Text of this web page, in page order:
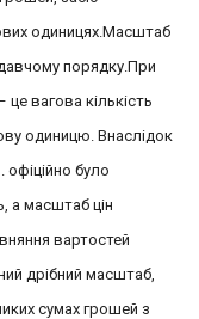
одиницях.Масштаб
порядку.При
вагова кількість
одиницю. Внаслідок
було
а масштаб цін
вартостей
дрібний масштаб,
сумах грошей з